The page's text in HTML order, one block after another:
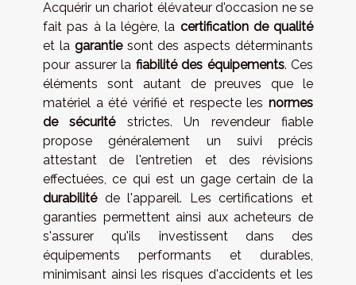
Acquérir un chariot élévateur d'occasion ne se
fait pas à la légère, la certification de qualité
et la garantiesont des aspects déterminants
pour assurer la fiabilité des équipements. Ces
éléments sont autant de preuves que le
matériel a été vérifié et respecte les normes
de sécuritéstrictes. Un revendeur fiable
propose généralement un suivi précis
attestant de l'entretien et des révisions
effectuées, ce qui est un gage certain de la
durabilitéde l'appareil. Les certifications et
garanties permettent ainsi aux acheteurs de
s'assurer qu'ils investissent dans des
équipements performants et durables,
minimisant ainsi les risques d'accidents et les